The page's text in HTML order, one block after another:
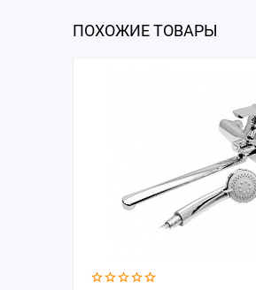
ПОХОЖИЕ ТОВАРЫ